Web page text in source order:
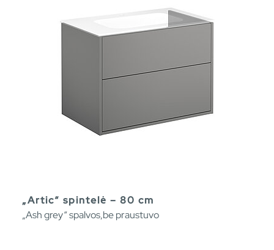
„Artic“ spintelė – 80 cm
„Ash grey“ spalvos,be praustuvo